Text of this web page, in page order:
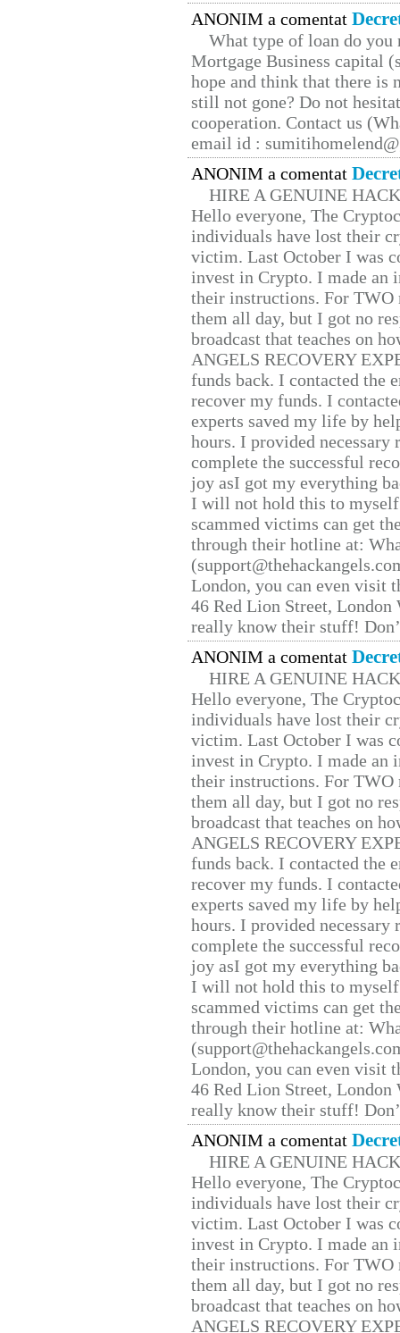
ANONIM a comentat
What type of loan do you
Mortgage Business capital
hope and think that there is
still not gone? Do not
cooperation. Contact us
email id :
ANONIM a comentat
HIRE A GENUINE
Hello everyone, The
individuals have lost their
victim. Last October I was
invest in Crypto. I made
their instructions. For TWO
them all day, but I got no
broadcast that teaches on
ANGELS RECOVERY
funds back. I contacted the
recover my funds. I
experts saved my life by
hours. I provided
complete the successful
joy asI got my everything
I will not hold this to
scammed victims can get
through their hotline at:
London, you can even visit
46 Red Lion Street, London
really know their stuff!
ANONIM a comentat
HIRE A GENUINE
Hello everyone, The
individuals have lost their
victim. Last October I was
invest in Crypto. I made
their instructions. For TWO
them all day, but I got no
broadcast that teaches on
ANGELS RECOVERY
funds back. I contacted the
recover my funds. I
experts saved my life by
hours. I provided
complete the successful
joy asI got my everything
I will not hold this to
scammed victims can get
through their hotline at:
London, you can even visit
46 Red Lion Street, London
really know their stuff!
ANONIM a comentat
HIRE A GENUINE
Hello everyone, The
individuals have lost their
victim. Last October I was
invest in Crypto. I made
their instructions. For TWO
them all day, but I got no
broadcast that teaches on
ANGELS RECOVERY